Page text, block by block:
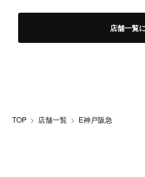
店舗一覧
TOP 店舗一覧 E神戸阪急